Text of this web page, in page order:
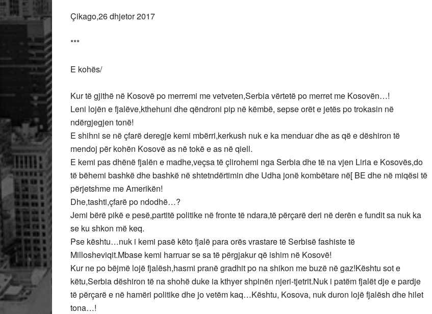
Çikago,26 dhjetor 2017
***
E kohës/
Kur të gjithë në Kosovë po merremi me vetveten,Serbia vërtetë po merret me Kosovën…!
Leni lojën e fjalëve,kthehuni dhe qëndroni pip në këmbë, sepse orët e jetës po trokasin në
ndërgjegjen tonë!
E shihni se në çfarë deregje kemi mbërri,kerkush nuk e ka menduar dhe as që e dëshiron të
mendoj për kohën Kosovë as në tokë e as në qiell.
E kemi pas dhënë fjalën e madhe,veçsa të çlirohemi nga Serbia dhe të na vjen Liria e Kosovës,do
të bëhemi bashkë dhe bashkë në shtetndërtimin dhe Udha jonë kombëtare në[ BE dhe në miqësi të
përjetshme me Amerikën!
Dhe,tashti,çfarë po ndodhë…?
Jemi bërë pikë e pesë,partitë politike në fronte të ndara,të përçarë deri në derën e fundit sa nuk ka
se ku shkon më keq.
Pse kështu…nuk i kemi pasë këto fjalë para orës vrastare të Serbisë fashiste të
Millosheviqit.Mbase kemi harruar se sa të përgjakur që ishim në Kosovë!
Kur ne po bëjmë lojë fjalësh,hasmi pranë gradhit po na shikon me buzë në gaz!Kështu sot e
këtu,Serbia dëshiron të na shohë duke ia kthyer shpinën njeri-tjetrit.Nuk i patëm fjalët dje e pardje
të përçarë e në hamëri politike dhe jo vetëm kaq…Kështu, Kosova, nuk duron lojë fjalësh dhe hilet
tona…!